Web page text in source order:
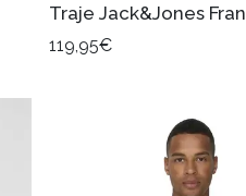
Traje Jack&Jones
119,95€